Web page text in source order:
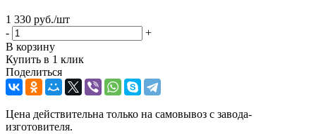
1 330 руб./шт
-
+
В корзину
Купить в 1 клик
Поделиться
Цена действительна только на самовывоз с завода-
изготовителя.